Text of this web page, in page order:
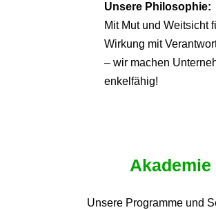
Unsere Philosophie:
Mit Mut und Weitsicht
Wirkung mit
– wir machen
enkelfähig!
Akademie
Unsere Programme und